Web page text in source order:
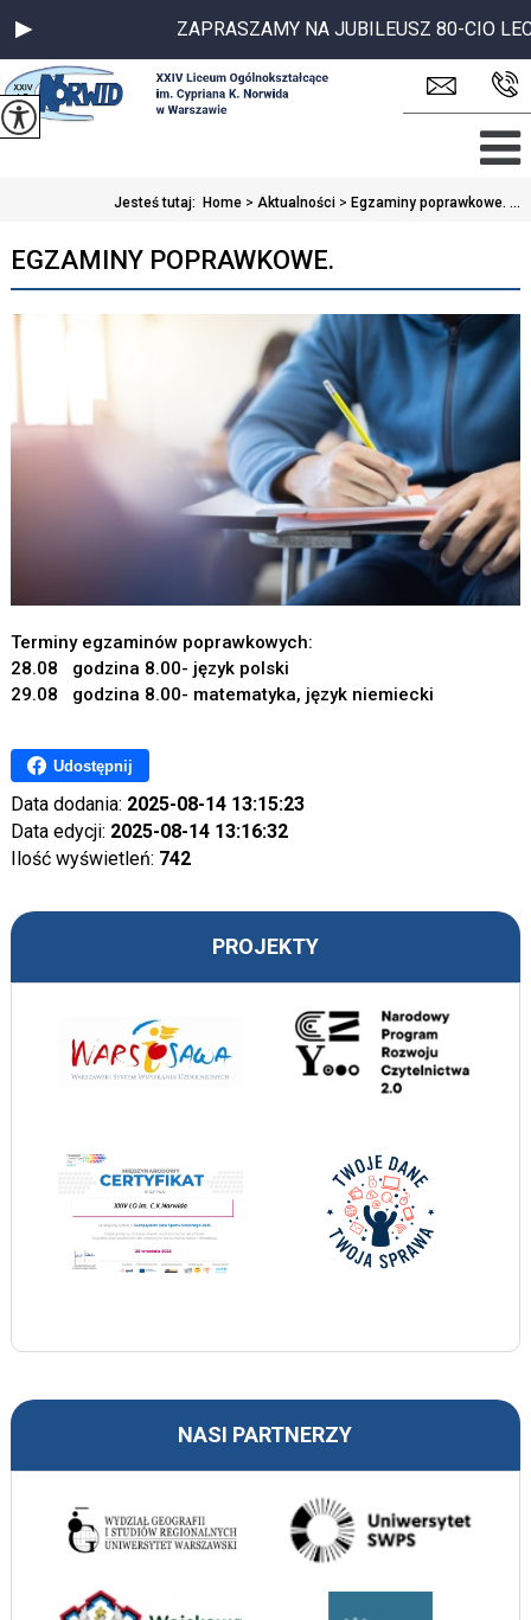
ZAPRASZAMY NA JUBILEUSZ 80-CIO
Jesteś tutaj: Home > Aktualności > Egzaminy poprawkowe. ...
EGZAMINY POPRAWKOWE.
Terminy egzaminów poprawkowych:
28.08 godzina 8.00- język polski
29.08 godzina 8.00- matematyka, język niemiecki
Udostępnij
Data dodania: 2025-08-14 13:15:23
Data edycji: 2025-08-14 13:16:32
Ilość wyświetleń: 742
PROJEKTY
NASI PARTNERZY